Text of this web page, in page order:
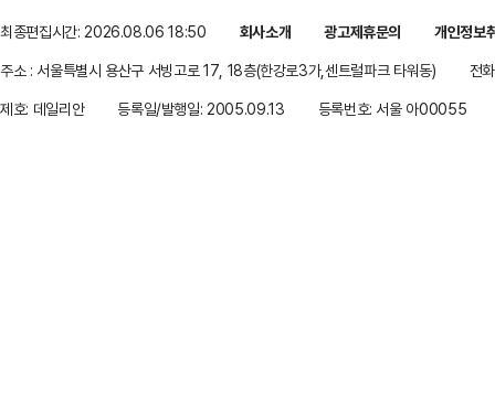
최종편집시간: 2026.08.06 18:50 회사소개 광고제휴문의
개인정보
주소 : 서울특별시 용산구 서빙고로 17, 18층(한강로3가,센트럴파크 타워동)
전
제호: 데일리안
등록일/발행일: 2005.09.13 등록번호: 서울 아00055